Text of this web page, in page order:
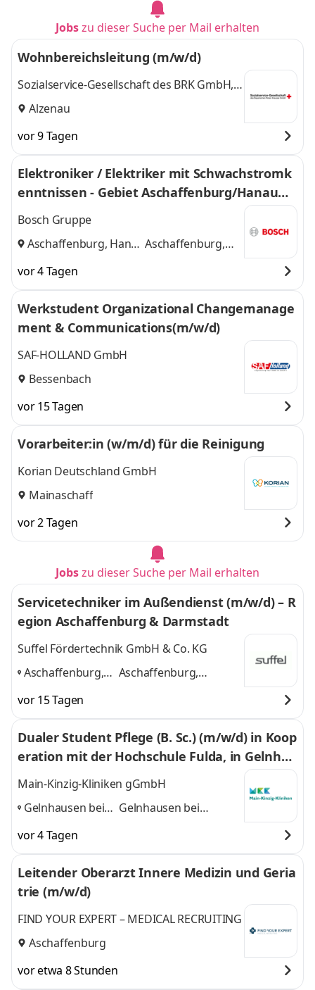
Jobszu dieser Suche per Mail erhalten
Wohnbereichsleitung (m/w/d)
Sozialservice-Gesellschaft des BRK GmbH,
SeniorenWohnen Alzenau
Alzenau
vor 9 Tagen
Elektroniker / Elektriker mit Schwachstromk
enntnissen - Gebiet Aschaffenburg/Hanau
(w/m/div.)
Bosch Gruppe
Aschaffenburg, Hanau Aschaffenburg,
vor 4 Tagen
Werkstudent Organizational Changemanage
ment & Communications(m/w/d)
SAF-HOLLAND GmbH
Bessenbach
vor 15 Tagen
Vorarbeiter:in (w/m/d) für die Reinigung
Korian Deutschland GmbH
Mainaschaff
vor 2 Tagen
Jobszu dieser Suche per Mail erhalten
Servicetechniker im Außendienst (m/w/d) – R
egion Aschaffenburg & Darmstadt
Suffel Fördertechnik GmbH & Co. KG
Aschaffenburg,
Hanau, Dieburg
Aschaffenburg,
vor 15 Tagen
Dualer Student Pflege (B. Sc.) (m/w/d) in Koop
eration mit der Hochschule Fulda, in Gelnhau
sen und Schlüchtern
Main-Kinzig-Kliniken gGmbH
Gelnhausen bei
Schlüchtern
Gelnhausen bei
weitere
vor 4 Tagen
Leitender Oberarzt Innere Medizin und Geria
trie (m/w/d)
FIND YOUR EXPERT – MEDICAL RECRUITING
Aschaffenburg
vor etwa 8 Stunden